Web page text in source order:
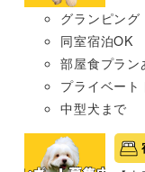
グランピング
同室宿泊OK
部屋食プラン
プライベート
中型犬まで